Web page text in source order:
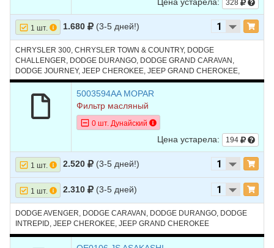
328
1 шт. 1.680 (3-5 дней!)
CHRYSLER 300, CHRYSLER TOWN & COUNTRY, DODGE
CHALLENGER, DODGE DURANGO, DODGE GRAND CARAVAN,
DODGE JOURNEY, JEEP CHEROKEE, JEEP GRAND CHEROKEE,
JEEP WRANGLER, MAZDA3, RAM 1500, SATURN SL
5003594AA MOPAR
Фильтр масляный
0 шт. Дунайский
Цена устарела: 194
1 шт. 2.520 (3-5 дней!)
1 шт. 2.310 (3-5 дней)
DODGE AVENGER, DODGE CARAVAN, DODGE DURANGO, DODGE
INTREPID, JEEP CHEROKEE, JEEP GRAND CHEROKEE